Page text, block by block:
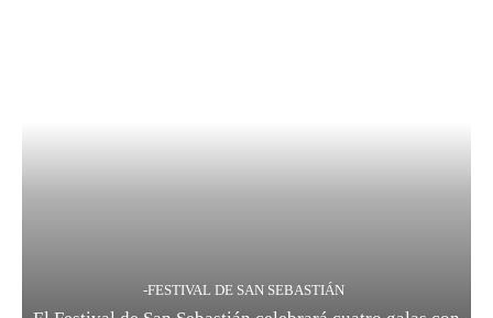
-FESTIVAL DE SAN SEBASTIÁN